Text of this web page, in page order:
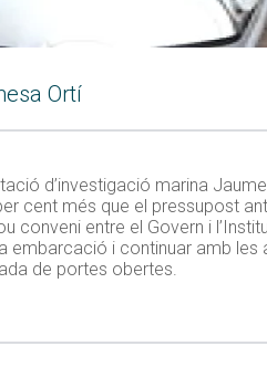
Ortí
d’investigació marina
cent més que el pressupost
conveni entre el Govern i
embarcació i continuar amb les
de portes obertes.